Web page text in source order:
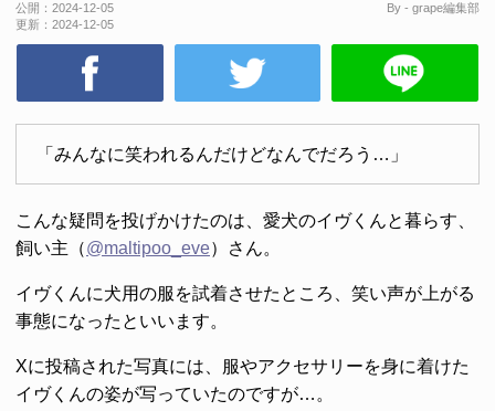
公開： 2024-12-05
更新： 2024-12-05
By - grape編集部
「みんなに笑われるんだけどなんでだろう…」
こんな疑問を投げかけたのは、愛犬のイヴくんと暮らす、
飼い主（@maltipoo_eve）さん。
イヴくんに犬用の服を試着させたところ、笑い声が上がる
事態になったといいます。
Xに投稿された写真には、服やアクセサリーを身に着けた
イヴくんの姿が写っていたのですが…。